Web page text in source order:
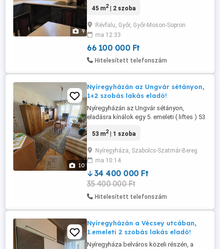
9
alacsony rezsijű!! Révfaluban közel a Holt
található, mégis közel a központhoz. A
lakásból kinézve található erdős terület
különleges hangulatot ad a környezetnek,
45 m2| 2 szoba
Révfalu, Győr, Győr-Moson-Sopron
ma 12:33
66 100 000 Ft
Hitelesített telefonszám
10
Nyíregyházán az Ungvár sétányon,
1+2 szobás lakás eladó!
Nyíregyházán az Ungvár sétányon,
eladásra kínálok egy 5. emeleti ( liftes ) 53
szigetelt ) falazatú felújításra szoruló
Nyíregyháza-Jósaváros övezetében
található. - Kelet-Nyugati fekvésű,
napfényes lakás. - Liftes épületben. - ...
53 m2| 1 szoba
Nyíregyháza, Szabolcs-Szatmár-Bereg
ma 10:14
34 400 000 Ft
35 400 000 Ft
Hitelesített telefonszám
Nyíregyházán a Vécsey utcában,
1.emeleti 2 szobás lakás eladó!
Nyíregyháza belváros közeli részén, a